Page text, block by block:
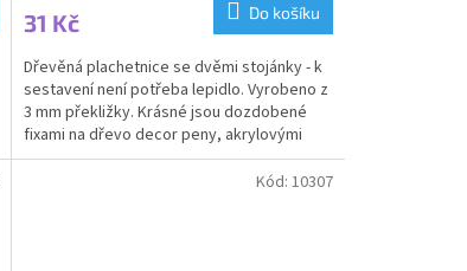
31 Kč Do košíku
Dřevěná plachetnice se dvěmi stojánky - k
sestavení není potřeba lepidlo. Vyrobeno z
3 mm překližky. Krásné jsou dozdobené
fixami na dřevo decor peny, akrylovými
barvami,...
Kód: 10307